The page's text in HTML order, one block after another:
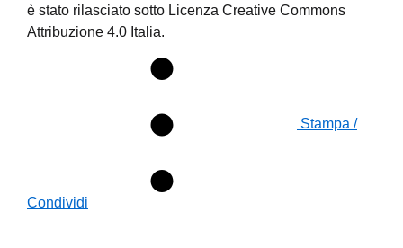
è stato rilasciato sotto Licenza Creative Commons
Attribuzione 4.0 Italia.
Stampa /
Condividi